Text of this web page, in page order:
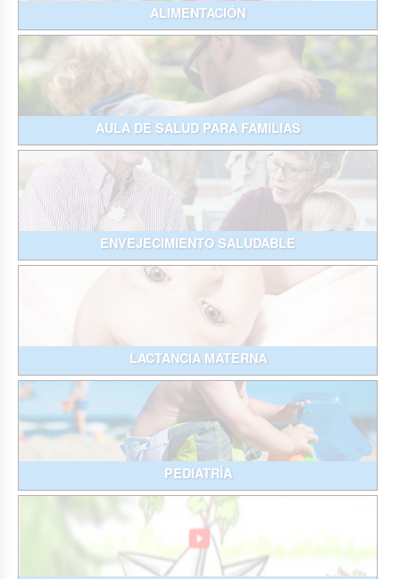
ALIMENTACIÓN
AULA DE SALUD PARA FAMILIAS
ENVEJECIMIENTO SALUDABLE
LACTANCIA MATERNA
PEDIATRÍA